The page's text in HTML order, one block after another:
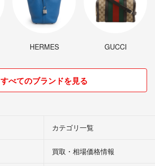
HERMES GUCCI
すべてのブランドを見る
カテゴリ一覧
買取・相場価格情報